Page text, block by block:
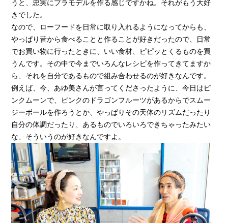
うと、忠実にプラモデルを作る感じですかね。それがもう大好
きでした。
なので、ローフードを日常に取り入れるようになってからも、
やっぱり昔から食べることと作ることが好きだったので、日常
でお買い物に行ったときに、いい食材、ピピッとくるものを買
うんです。その中で今までいろんなレシピを作ってきてますか
ら、それを自分であるもので組み合わせるのが好きなんです。
例えば、今、あゆ美さんが言ってくださったように、今日はピ
ンクムーンで、ピンクのドラゴンフルーツがあるからでスムー
ジーボールを作ろうとか、やっぱりその天体のリズムだったり
自分の体調だったり、あるものでいろいろできちゃったみたい
な、そういうのが好きなんですよ。